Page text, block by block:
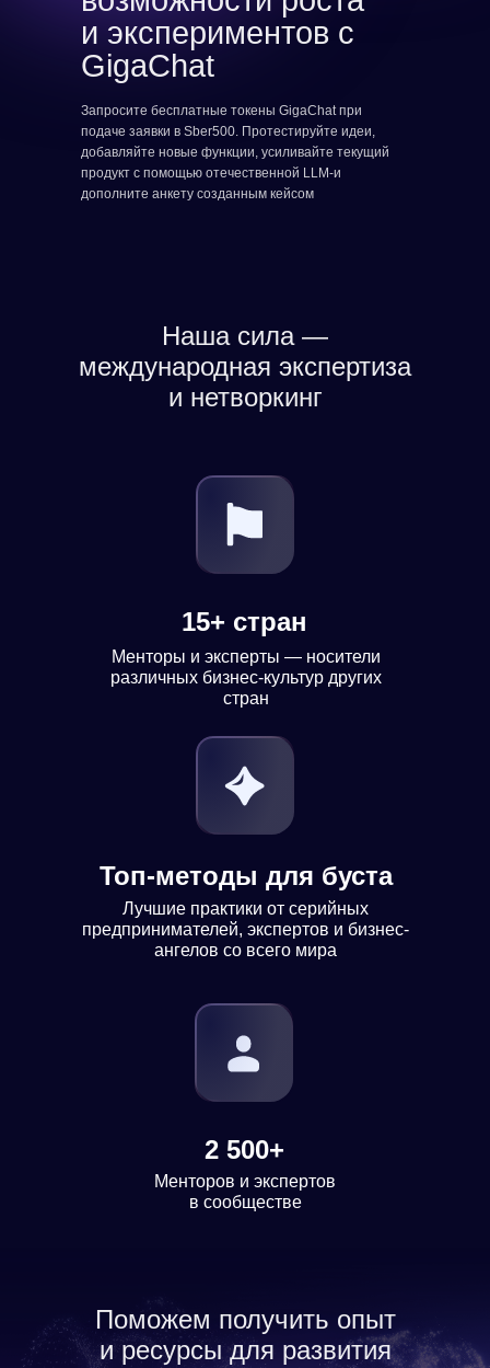
и экспериментов с
GigaChat
Запросите бесплатные токены GigaChat при
подаче заявки в Sber500. Протестируйте идеи,
добавляйте новые функции, усиливайте текущий
продукт с помощью отечественной LLM-и
дополните анкету созданным кейсом
Наша сила —
международная экспертиза
и нетворкинг
15+ стран
Топ-методы для буста
2 500+
Менторы и эксперты — носители
различных бизнес-культур других
стран
Лучшие практики от серийных
предпринимателей, экспертов и бизнес-
ангелов со всего мира
Менторов и экспертов
в сообществе
Поможем получить опыт
и ресурсы для развития